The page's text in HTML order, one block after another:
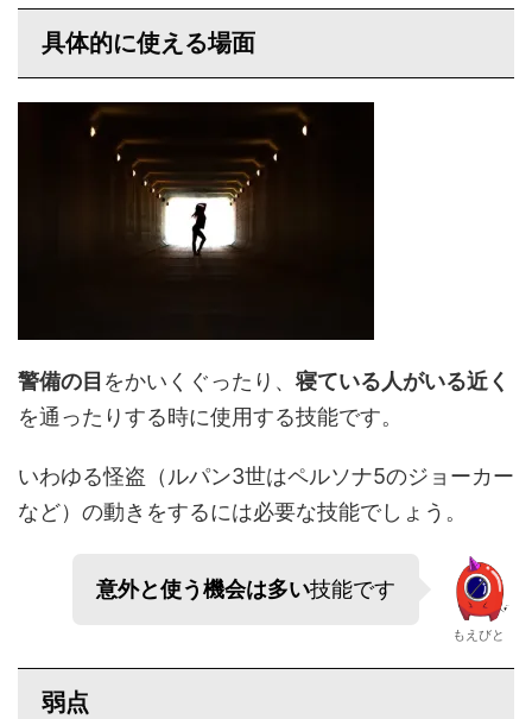
具体的に使える場面
警備の目 をかいくぐったり、寝ている人がいる近く
を通ったりする時に使用する技能です。
いわゆる怪盗（ルパン3世はペルソナ5のジョーカー
など）の動きをするには必要な技能でしょう。
意外と使う機会は多い技能です
もえびと
弱点